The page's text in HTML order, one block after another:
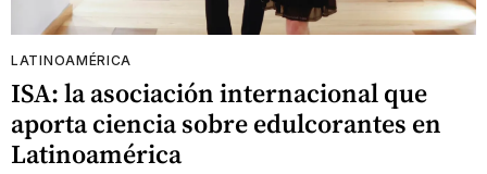
LATINOAMÉRICA
ISA: la asociación internacional que
aporta ciencia sobre edulcorantes en
Latinoamérica